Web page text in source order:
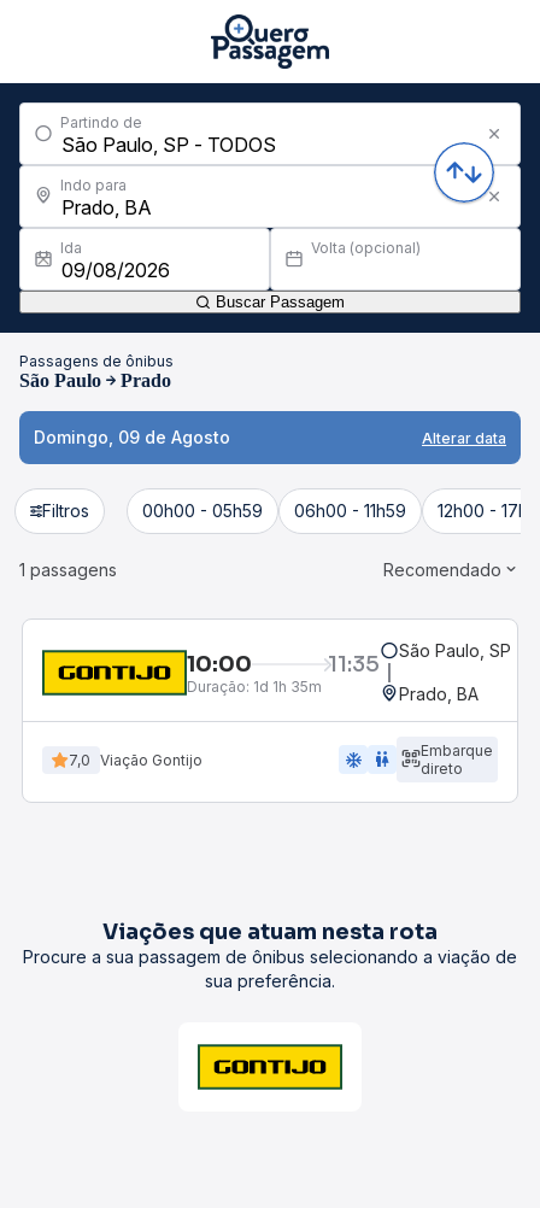
Partindo de
Indo para
Ida Volta (opcional)
Buscar Passagem
Passagens de ônibus
São Paulo Prado
Domingo, 09 de Agosto Alterar data
Filtros 00h00 - 05h59 06h00 - 11h59 12h00 -
1 passagens Recomendado
10:00 11:35
Duração: 1d 1h 35m
São Paulo, SP -
Prado, BA
7,0 Viação Gontijo ac_unit wc
Embarque
direto
Viações que atuam nesta rota
Procure a sua passagem de ônibus selecionando a viação de
sua preferência.